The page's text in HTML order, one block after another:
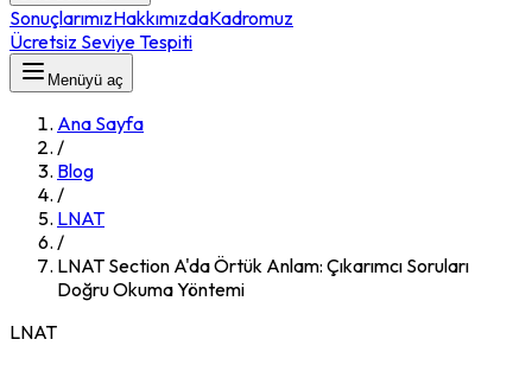
SonuçlarımızHakkımızdaKadromuz
Ücretsiz Seviye Tespiti
Menüyü aç
Ana Sayfa
/
Blog
/
LNAT
/
LNAT Section A'da Örtük Anlam: Çıkarımcı Soruları
Doğru Okuma Yöntemi
LNAT